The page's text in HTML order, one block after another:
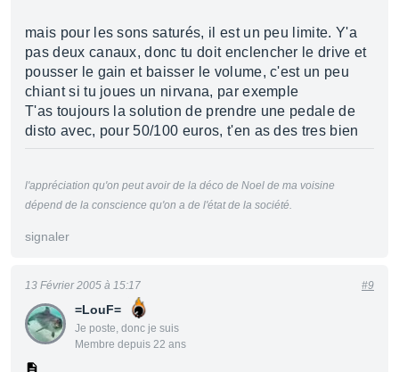
mais pour les sons saturés, il est un peu limite. Y'a
pas deux canaux, donc tu doit enclencher le drive et
pousser le gain et baisser le volume, c'est un peu
chiant si tu joues un nirvana, par exemple
T'as toujours la solution de prendre une pedale de
disto avec, pour 50/100 euros, t'en as des tres bien
l'appréciation qu'on peut avoir de la déco de Noel de ma voisine
dépend de la conscience qu'on a de l'état de la société.
signaler
=LouF=
Je poste, donc je suis
Membre depuis 22 ans
13 Février 2005 à 15:17 #9